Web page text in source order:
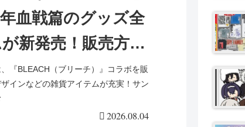
血戦篇のグッズ全
新発売！販売方
コミ、再販売まと
『BLEACH（ブリーチ）』コラボを販
インなどの雑貨アイテムが充実！サン
2026.08.04